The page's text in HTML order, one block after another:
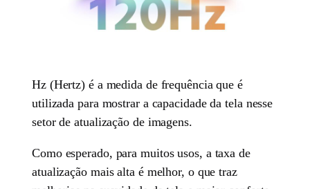
Hz (Hertz) é a medida de frequência que é
utilizada para mostrar a capacidade da tela nesse
setor de atualização de imagens.
Como esperado, para muitos usos, a taxa de
atualização mais alta é melhor, o que traz